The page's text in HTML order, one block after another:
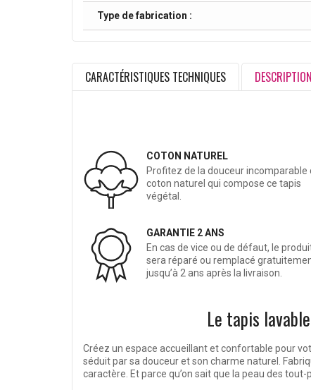
Type de fabrication :
CARACTÉRISTIQUES TECHNIQUES DESCRIPTION
COTON NATUREL
Profitez de la douceur incomparable
coton naturel qui compose ce tapis
végétal.
GARANTIE 2 ANS
En cas de vice ou de défaut, le
sera réparé ou remplacé
jusqu’à 2 ans après la livraison.
Le tapis
Créez un espace accueillant et confortable pour
séduit par sa douceur et son charme naturel.
caractère. Et parce qu’on sait que la peau des